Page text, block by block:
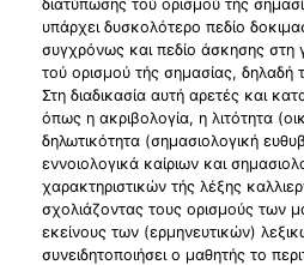
διατύπωσης τού ορισμού τής
υπάρχει δυσκολότερο πεδίο
συγχρόνως και πεδίο άσκησης στη
τού ορισμού τής σημασίας, δηλαδή
Στη διαδικασία αυτή αρετές και
όπως η ακριβολογία, η λιτότητα
δηλωτικότητα (σημασιολογική
εννοιολογικά καίριων και
χαρακτηριστικών τής λέξης
σχολιάζοντας τους ορισμούς των
εκείνους των (ερμηνευτικών)
συνειδητοποιήσει ο μαθητής το